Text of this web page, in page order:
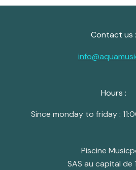
Contact us :
Hours :
Since monday to friday :
Piscine
SAS au capital